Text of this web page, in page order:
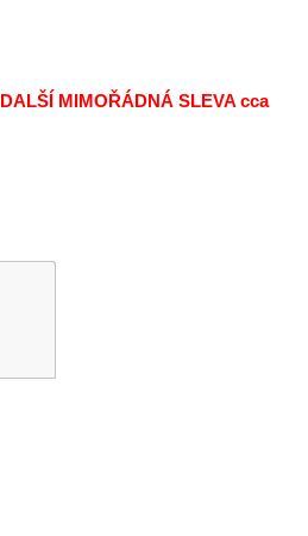
DALŠÍ MIMOŘÁDNÁ SLEVAcca